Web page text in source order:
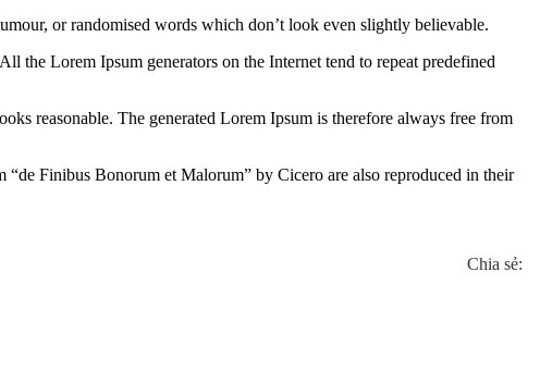
or randomised words which don’t look even slightly believable.
the Lorem Ipsum generators on the Internet tend to repeat predefined
reasonable. The generated Lorem Ipsum is therefore always free from
Finibus Bonorum et Malorum” by Cicero are also reproduced in their
Chia sẻ: